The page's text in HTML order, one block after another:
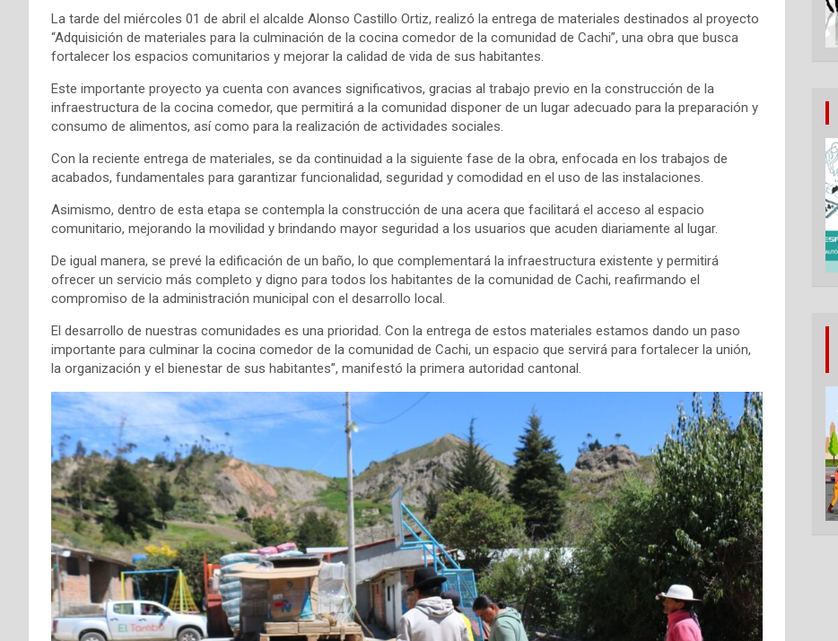
La tarde del miércoles 01 de abril el alcalde Alonso Castillo Ortiz, realizó la entrega de materiales destinados al proyecto
“Adquisición de materiales para la culminación de la cocina comedor de la comunidad de Cachi”, una obra que busca
fortalecer los espacios comunitarios y mejorar la calidad de vida de sus habitantes.
Este importante proyecto ya cuenta con avances significativos, gracias al trabajo previo en la construcción de la
infraestructura de la cocina comedor, que permitirá a la comunidad disponer de un lugar adecuado para la preparación y
consumo de alimentos, así como para la realización de actividades sociales.
Con la reciente entrega de materiales, se da continuidad a la siguiente fase de la obra, enfocada en los trabajos de
acabados, fundamentales para garantizar funcionalidad, seguridad y comodidad en el uso de las instalaciones.
Asimismo, dentro de esta etapa se contempla la construcción de una acera que facilitará el acceso al espacio
comunitario, mejorando la movilidad y brindando mayor seguridad a los usuarios que acuden diariamente al lugar.
De igual manera, se prevé la edificación de un baño, lo que complementará la infraestructura existente y permitirá
ofrecer un servicio más completo y digno para todos los habitantes de la comunidad de Cachi, reafirmando el
compromiso de la administración municipal con el desarrollo local.
El desarrollo de nuestras comunidades es una prioridad. Con la entrega de estos materiales estamos dando un paso
importante para culminar la cocina comedor de la comunidad de Cachi, un espacio que servirá para fortalecer la unión,
la organización y el bienestar de sus habitantes”, manifestó la primera autoridad cantonal.